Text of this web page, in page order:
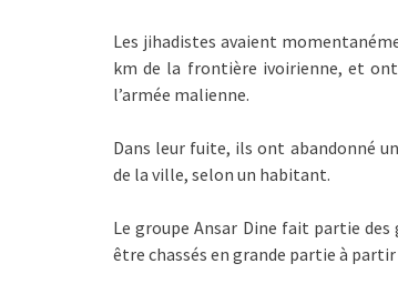
Les jihadistes avaient
km de la frontière ivoirienne, et
l’armée malienne.
Dans leur fuite, ils ont abandonné
de la ville, selon un habitant.
Le groupe Ansar Dine fait partie
être chassés en grande partie à